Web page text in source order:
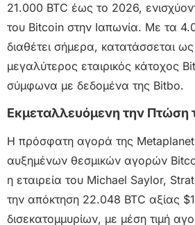
21.000 BTC έως το 2026,
του Bitcoin στην Ιαπωνία. Με τα
διαθέτει σήμερα, κατατάσσεται
μεγαλύτερος εταιρικός κάτοχος
σύμφωνα με δεδομένα της Bitbo.
Εκμεταλλευόμενη την Πτώση
Η πρόσφατη αγορά της
αυξημένων θεσμικών αγορών
η εταιρεία του Michael Saylor,
την απόκτηση 22.048 BTC αξίας
δισεκατομμυρίων, με μέση τιμή